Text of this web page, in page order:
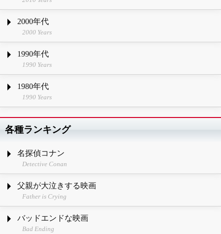
2000年代
2000 Years
1990年代
1990 Years
1980年代
1990 Years
各種ランキング
名探偵コナン
Detective Conan
父親が大泣きする映画
Father is Crying
バッドエンドな映画
Bad Ending